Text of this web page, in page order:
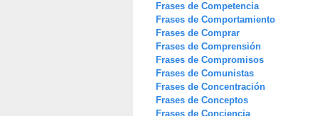
Frases de Competencia
Frases de Comportamiento
Frases de Comprar
Frases de Comprensión
Frases de Compromisos
Frases de Comunistas
Frases de Concentración
Frases de Conceptos
Frases de Conciencia